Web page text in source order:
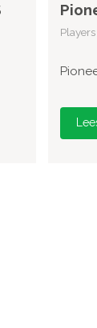
Players